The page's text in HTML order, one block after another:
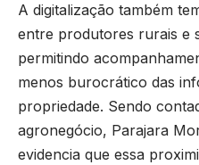
A digitalização também
entre produtores rurais e
permitindo
menos burocrático das
propriedade. Sendo
agronegócio, Parajara
evidencia que essa